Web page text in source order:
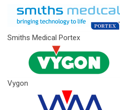
Smiths Medical Portex
Vygon